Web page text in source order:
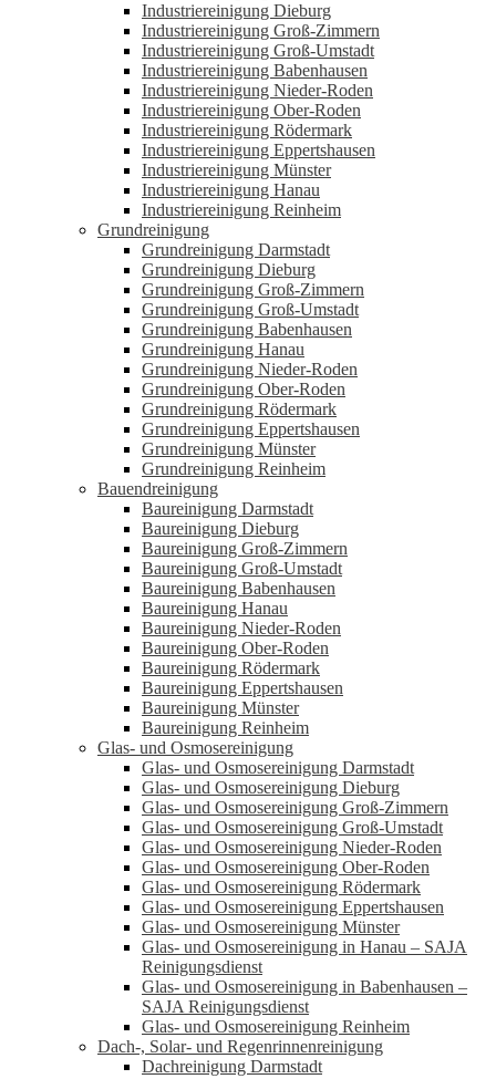
Industriereinigung Dieburg
Industriereinigung Groß-Zimmern
Industriereinigung Groß-Umstadt
Industriereinigung Babenhausen
Industriereinigung Nieder-Roden
Industriereinigung Ober-Roden
Industriereinigung Rödermark
Industriereinigung Eppertshausen
Industriereinigung Münster
Industriereinigung Hanau
Industriereinigung Reinheim
Grundreinigung
Grundreinigung Darmstadt
Grundreinigung Dieburg
Grundreinigung Groß-Zimmern
Grundreinigung Groß-Umstadt
Grundreinigung Babenhausen
Grundreinigung Hanau
Grundreinigung Nieder-Roden
Grundreinigung Ober-Roden
Grundreinigung Rödermark
Grundreinigung Eppertshausen
Grundreinigung Münster
Grundreinigung Reinheim
Bauendreinigung
Baureinigung Darmstadt
Baureinigung Dieburg
Baureinigung Groß-Zimmern
Baureinigung Groß-Umstadt
Baureinigung Babenhausen
Baureinigung Hanau
Baureinigung Nieder-Roden
Baureinigung Ober-Roden
Baureinigung Rödermark
Baureinigung Eppertshausen
Baureinigung Münster
Baureinigung Reinheim
Glas- und Osmosereinigung
Glas- und Osmosereinigung Darmstadt
Glas- und Osmosereinigung Dieburg
Glas- und Osmosereinigung Groß-Zimmern
Glas- und Osmosereinigung Groß-Umstadt
Glas- und Osmosereinigung Nieder-Roden
Glas- und Osmosereinigung Ober-Roden
Glas- und Osmosereinigung Rödermark
Glas- und Osmosereinigung Eppertshausen
Glas- und Osmosereinigung Münster
Glas- und Osmosereinigung in Hanau – SAJA
Reinigungsdienst
Glas- und Osmosereinigung in Babenhausen –
SAJA Reinigungsdienst
Glas- und Osmosereinigung Reinheim
Dach-, Solar- und Regenrinnenreinigung
Dachreinigung Darmstadt